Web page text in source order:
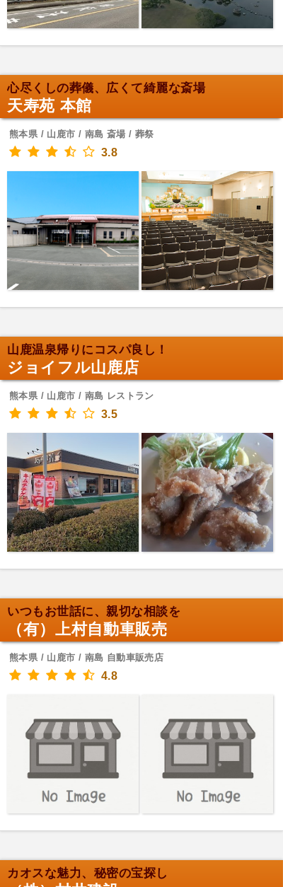
心尽くしの葬儀、広くて綺麗な斎場
天寿苑 本館
熊本県 / 山鹿市 / 南島 斎場 / 葬祭
3.8
山鹿温泉帰りにコスパ良し！
ジョイフル山鹿店
熊本県 / 山鹿市 / 南島 レストラン
3.5
いつもお世話に、親切な相談を
（有）上村自動車販売
熊本県 / 山鹿市 / 南島 自動車販売店
4.8
カオスな魅力、秘密の宝探し